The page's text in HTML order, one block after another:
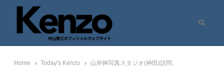
七転八起 – 村山憲三 Official Site
村山憲三ウェブサイト
Home Today's Kenzo 山岸伸写真スタジオ(神田)訪問。